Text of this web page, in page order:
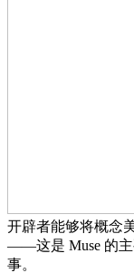
开辟者能够将概念
——这是 Muse 的主
事。